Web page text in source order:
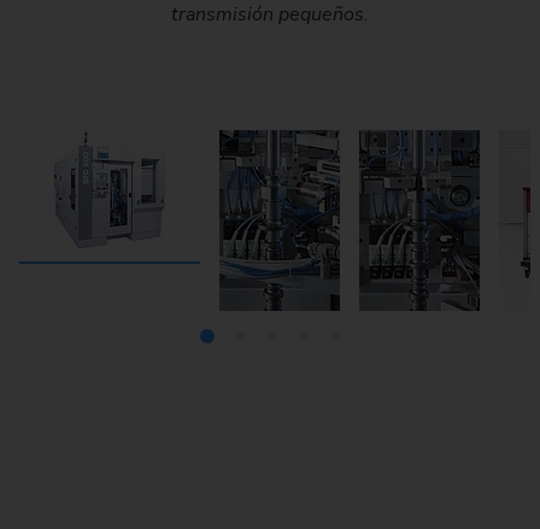
transmisión pequeños.
líneas completamente automatizadas.
Profi net) los generadores eldec de media frecuencia